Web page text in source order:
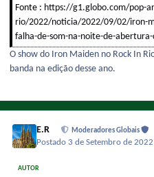
Fonte : https://g1.globo.com/pop-
rio/2022/noticia/2022/09/02/iron-
falha-de-som-na-noite-de-
O show do Iron Maiden no Rock In
banda na edição desse ano.
E.R Moderadores Globais
Postado 3 de Setembro de 2022
AUTOR